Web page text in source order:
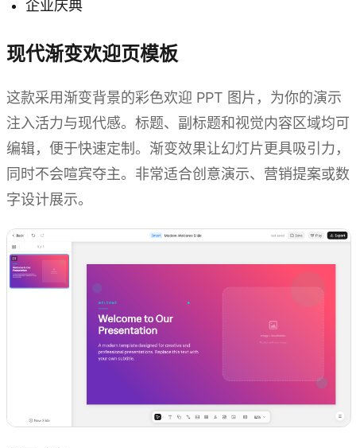
企业庆典
现代渐变欢迎页模板
这款采用渐变背景的彩色欢迎 PPT 图片，为你的演示
注入活力与现代感。标题、副标题和视觉内容区域均可
编辑，便于快速定制。渐变效果让幻灯片更具吸引力，
同时不会喧宾夺主。非常适合创意演示、营销提案或数
字设计展示。